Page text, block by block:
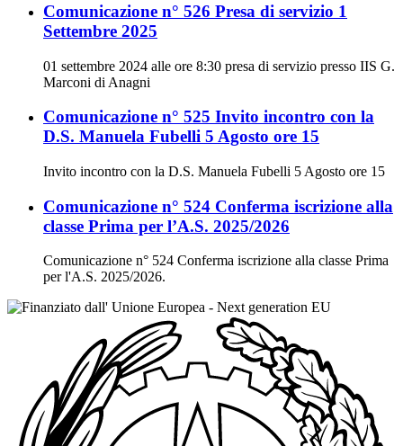
Comunicazione n° 526 Presa di servizio 1
Settembre 2025
01 settembre 2024 alle ore 8:30 presa di servizio presso IIS G.
Marconi di Anagni
Comunicazione n° 525 Invito incontro con la
D.S. Manuela Fubelli 5 Agosto ore 15
Invito incontro con la D.S. Manuela Fubelli 5 Agosto ore 15
Comunicazione n° 524 Conferma iscrizione alla
classe Prima per l’A.S. 2025/2026
Comunicazione n° 524 Conferma iscrizione alla classe Prima
per l'A.S. 2025/2026.